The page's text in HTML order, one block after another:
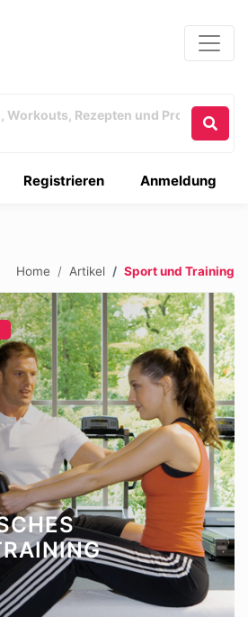
Anmeldung
Registrieren
Home Artikel Sport und Training